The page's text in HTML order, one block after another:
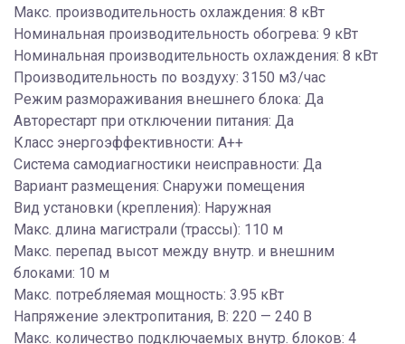
Макс. производительность охлаждения: 8 кВт
Номинальная производительность обогрева: 9 кВт
Номинальная производительность охлаждения: 8 кВт
Производительность по воздуху: 3150 м3/час
Режим размораживания внешнего блока: Да
Авторестарт при отключении питания: Да
Класс энергоэффективности: A++
Система самодиагностики неисправности: Да
Вариант размещения: Снаружи помещения
Вид установки (крепления): Наружная
Макс. длина магистрали (трассы): 110 м
Макс. перепад высот между внутр. и внешним
блоками: 10 м
Макс. потребляемая мощность: 3.95 кВт
Напряжение электропитания, В: 220 — 240 В
Макс. количество подключаемых внутр. блоков: 4